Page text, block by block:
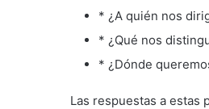
* ¿A quién nos
* ¿Qué nos
* ¿Dónde
Las respuestas a